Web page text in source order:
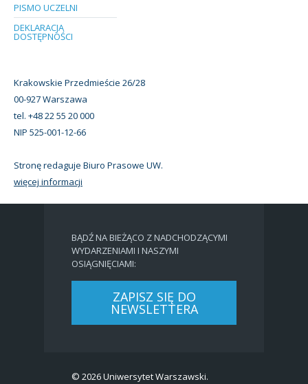
PISMO UCZELNI
DEKLARACJA
DOSTĘPNOŚCI
Krakowskie Przedmieście 26/28
00-927 Warszawa
tel. +48 22 55 20 000
NIP 525-001-12-66
Stronę redaguje Biuro Prasowe UW.
więcej informacji
BĄDŹ NA BIEŻĄCO Z NADCHODZĄCYMI
WYDARZENIAMI I NASZYMI
OSIĄGNIĘCIAMI:
ZAPISZ SIĘ DO
NEWSLETTERA
© 2026 Uniwersytet Warszawski.